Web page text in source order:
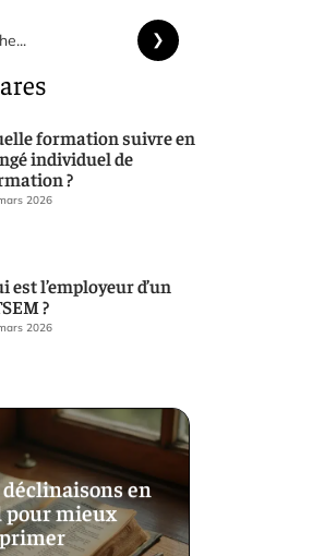
formation suivre en
individuel de
?
2026
est l’employeur d’un
?
2026
en
pour mieux